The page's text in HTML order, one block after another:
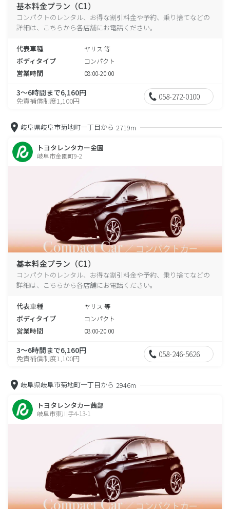
基本料金プラン（C1）
コンパクトのレンタル、お得な割引料金や予約、乗り捨てなどの
詳細は、こちらから各店舗にお電話ください。
代表車種 ヤリス 等
ボディタイプ コンパクト
営業時間 08:00-20:00
3～6時間まで6,160円
免責補償制度1,100円 058-272-0100
岐阜県岐阜市菊地町一丁目から 2719m
トヨタレンタカー金園
岐阜市金園町9-2
基本料金プラン（C1）
コンパクトのレンタル、お得な割引料金や予約、乗り捨てなどの
詳細は、こちらから各店舗にお電話ください。
代表車種 ヤリス 等
ボディタイプ コンパクト
営業時間 08:00-20:00
3～6時間まで6,160円
免責補償制度1,100円 058-246-5626
岐阜県岐阜市菊地町一丁目から 2946m
トヨタレンタカー茜部
岐阜市東川手4-13-1